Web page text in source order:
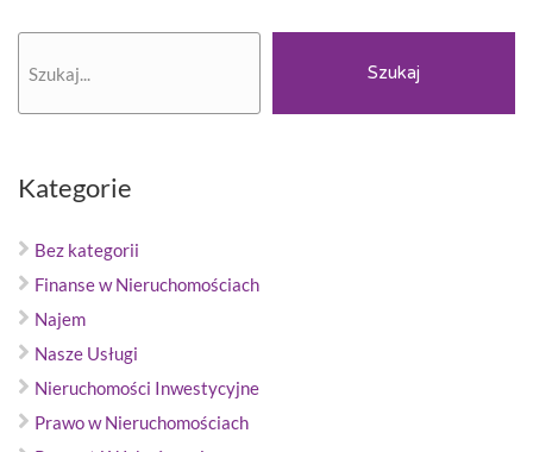
Szukaj
Kategorie
Bez kategorii
Finanse w Nieruchomościach
Najem
Nasze Usługi
Nieruchomości Inwestycyjne
Prawo w Nieruchomościach